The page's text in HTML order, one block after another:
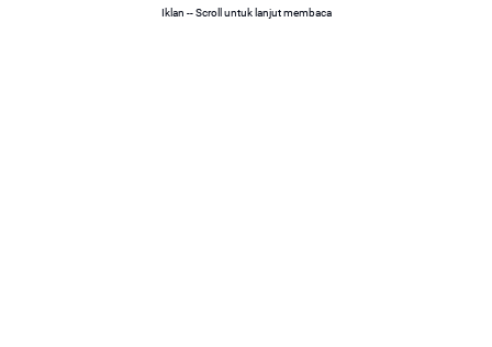
Iklan -- Scroll untuk lanjut membaca